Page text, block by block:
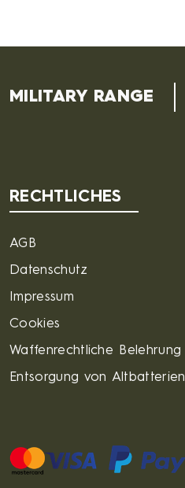
MILITARY RANGE
RECHTLICHES
AGB
Datenschutz
Impressum
Cookies
Waffenrechtliche Belehrung
Entsorgung von Altbatterien